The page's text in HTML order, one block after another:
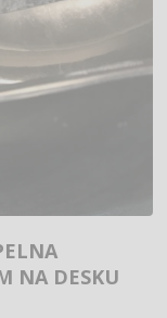
NA DESKU